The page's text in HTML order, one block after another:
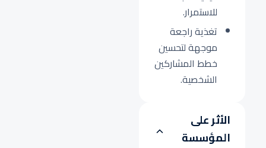
للاستمرار.
تغذية راجعة
موجهة لتحسين
خطط المشاركين
الشخصية.
الأثر على
المؤسسة